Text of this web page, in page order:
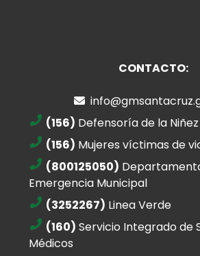
CONTACTO:
(156) Defensoría de la
(156) Mujeres víctimas de
(800125050)
Emergencia Municipal
(3252267) Linea Verde
(160) Servicio Integrado de
Médicos